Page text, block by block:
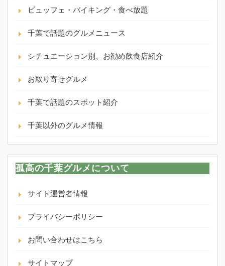
ビュッフェ・バイキング・食べ放題
千葉で話題のグルメニュース
シチュエーション別、お勧め飲食店紹介
お取り寄せグルメ
千葉で話題のスポット紹介
千葉以外のグルメ情報
孤高の千葉グルメについて
サイト運営者情報
プライバシーポリシー
お問い合わせはこちら
サイトマップ